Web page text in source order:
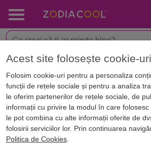
Acasă Blog Autor Tara Petre
Autori articole
Tara Petre
Acest site folosește cookie-uri
Folosim cookie-uri pentru a personaliza
funcții de rețele sociale și pentru a analiza
le oferim partenerilor de rețele sociale, de
informații cu privire la modul în care
le pot combina cu alte informații oferite de
folosirii serviciilor lor. Prin continuarea
Politica de Cookies.